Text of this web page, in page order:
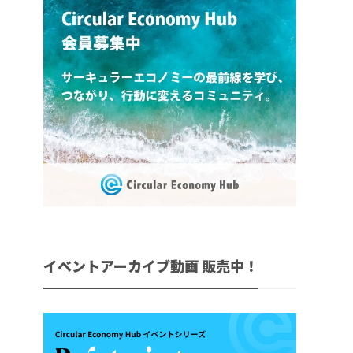
イベントアーカイブ動画 販売中！